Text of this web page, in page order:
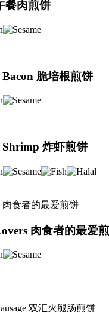
餐肉煎饼
脆培根煎饼
炸虾煎饼
肉食者的最爱